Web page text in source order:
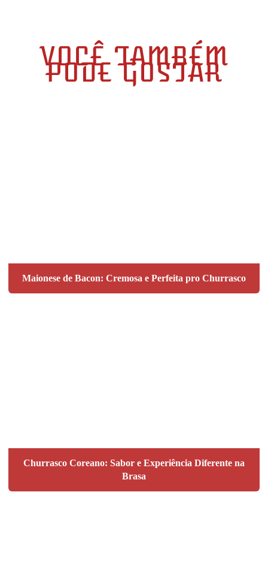
VOCÊ TAMBÉM
PODE GOSTAR
Maionese de Bacon: Cremosa e Perfeita pro Churrasco
Churrasco Coreano: Sabor e Experiência Diferente na
Brasa